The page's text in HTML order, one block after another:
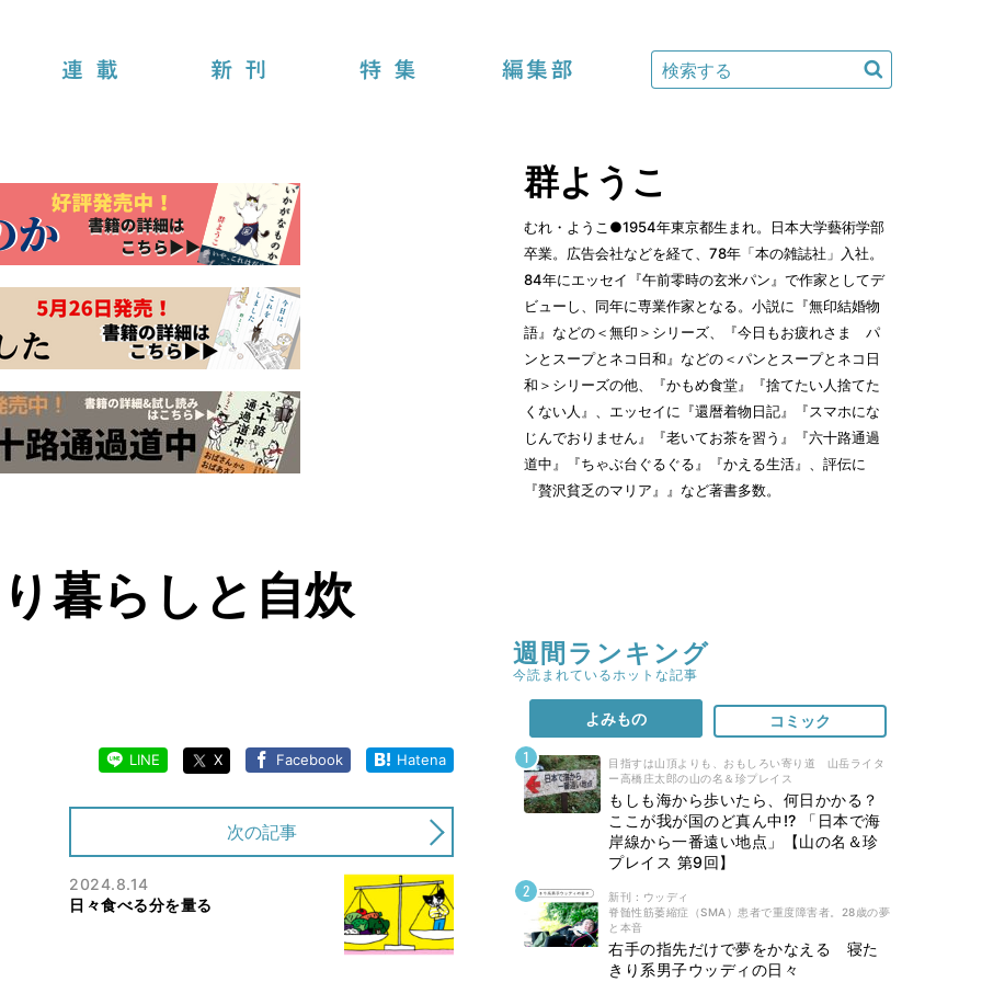
暮らしと自炊
LINE X Facebook Hatena
次の記事
2024.8.14
日々食べる分を量る
群ようこ
むれ・ようこ●1954年東京都生まれ。日本大学藝術学部
卒業。広告会社などを経て、78年「本の雑誌社」入社。
84年にエッセイ『午前零時の玄米パン』で作家としてデ
ビューし、同年に専業作家となる。小説に『無印結婚物
語』などの＜無印＞シリーズ、『今日もお疲れさま パ
ンとスープとネコ日和』などの＜パンとスープとネコ日
和＞シリーズの他、『かもめ食堂』『捨てたい人捨てた
くない人』、エッセイに『還暦着物日記』『スマホにな
じんでおりません』『老いてお茶を習う』『六十路通過
道中』『ちゃぶ台ぐるぐる』『かえる生活』、評伝に
『贅沢貧乏のマリア』』など著書多数。
週間ランキング
今読まれているホットな記事
よみもの コミック
目指すは山頂よりも、おもしろい寄り道 山岳ライタ
ー高橋庄太郎の山の名＆珍プレイス
もしも海から歩いたら、何日かかる？
ここが我が国のど真ん中!? 「日本で海
岸線から一番遠い地点」【山の名＆珍
プレイス 第9回】
新刊 : ウッディ
脊髄性筋萎縮症（SMA）患者で重度障害者。28歳の夢
と本音
右手の指先だけで夢をかなえる 寝た
きり系男子ウッディの日々